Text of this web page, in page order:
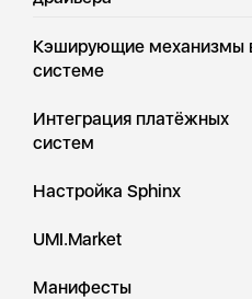
Кэширующие механизмы
системе
Интеграция платёжных
систем
Настройка Sphinx
UMI.Market
Манифесты